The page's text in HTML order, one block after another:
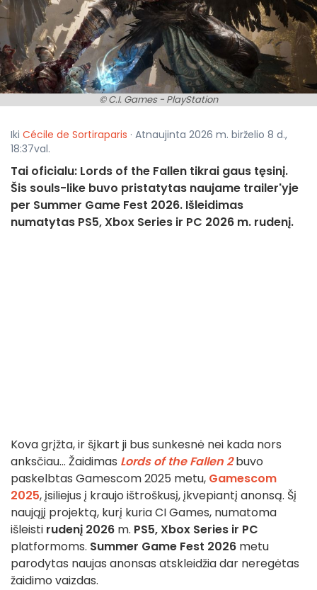
© C.I. Games - PlayStation
Iki Cécile de Sortiraparis · Atnaujinta 2026 m. birželio 8 d.,
18:37val.
Tai oficialu: Lords of the Fallen tikrai gaus tęsinį.
Šis souls-like buvo pristatytas naujame trailer'yje
per Summer Game Fest 2026. Išleidimas
numatytas PS5, Xbox Series ir PC 2026 m. rudenį.
Kova grįžta, ir šįkart ji bus sunkesnė nei kada nors
anksčiau... Žaidimas Lords of the Fallen 2buvo
paskelbtas Gamescom 2025 metu, Gamescom
2025, įsiliejus į kraujo ištroškusį, įkvepiantį anonsą. Šį
naująjį projektą, kurį kuria CI Games, numatoma
išleisti rudenį 2026 m. PS5, Xbox Series ir PC
platformoms. Summer Game Fest 2026 metu
parodytas naujas anonsas atskleidžia dar neregėtas
žaidimo vaizdas.